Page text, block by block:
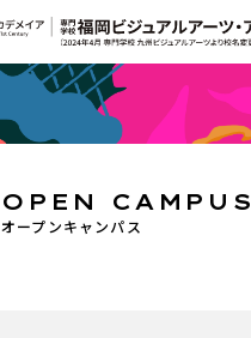
オープンキャンパス
OPEN CAMPUS